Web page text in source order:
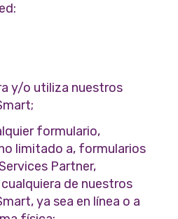
y/o utiliza nuestros
formulario,
limitado a, formularios
Partner,
de nuestros
ya sea en línea o a